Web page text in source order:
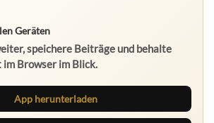
Geräten
speichere Beiträge und behalte
im Browser im Blick.
App herunterladen